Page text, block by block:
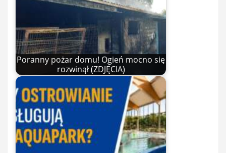
Poranny pożar domu! Ogień mocno się
rozwinął (ZDJĘCIA)